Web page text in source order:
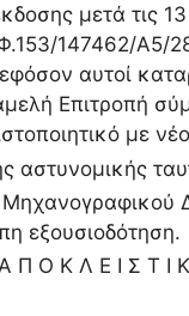
μετά τις
147462/Α5/
αυτοί
Επιτροπή
με
εξουσιοδότηση.
Α Π Ο Κ Λ Ε Ι Σ